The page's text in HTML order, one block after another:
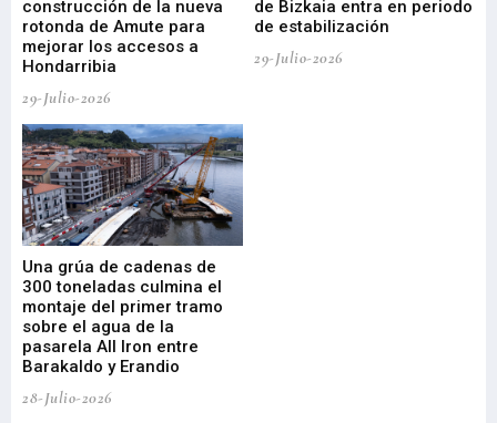
construcción de la nueva
rotonda de Amute para
mejorar los accesos a
Hondarribia
29-Julio-2026
de Bizkaia entra en periodo
de estabilización
29-Julio-2026
Una grúa de cadenas de
300 toneladas culmina el
montaje del primer tramo
sobre el agua de la
pasarela All Iron entre
Barakaldo y Erandio
28-Julio-2026